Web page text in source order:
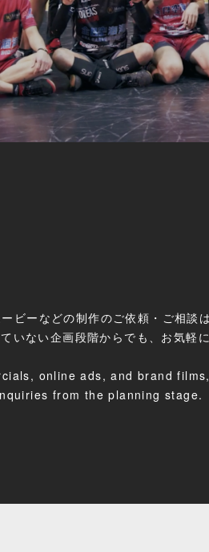
ビーなどの制作のご依頼・ご相談
いない企画段階からでも、お気軽
online ads, and brand
from the planning stage.